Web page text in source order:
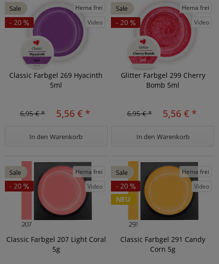
Sale
- 20
Hema frei
Video
Classic Farbgel 269 Hyacinth
5ml
6,95 € * 5,56 € *
In den Warenkorb
Sale
- 20
Hema frei
Video
Glitter Farbgel 299 Cherry
Bomb 5ml
6,95 € * 5,56 € *
In den Warenkorb
Sale
- 20
Hema frei
Video
Classic Farbgel 207 Light Coral
5g
Sale
- 20
NEU
Hema frei
Video
Classic Farbgel 291 Candy
Corn 5g